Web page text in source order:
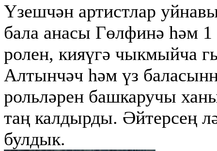
Үзешчән артистлар
бала анасы Гөлфинә һәм
ролен, кияүгә чыкмыйча
Алтынчәч һәм үз
рольләрен башкаручы
таң калдырды. Әйтерсең
булдык.